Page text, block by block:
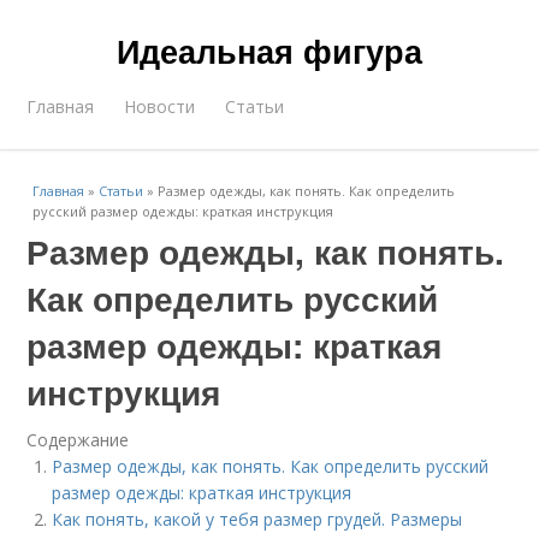
Идеальная фигура
Главная Новости Статьи
Главная » Статьи » Размер одежды, как понять. Как определить
русский размер одежды: краткая инструкция
Размер одежды, как понять.
Как определить русский
размер одежды: краткая
инструкция
Содержание
Размер одежды, как понять. Как определить русский
размер одежды: краткая инструкция
Как понять, какой у тебя размер грудей. Размеры